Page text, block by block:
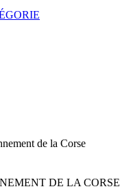
DE LA CORSE